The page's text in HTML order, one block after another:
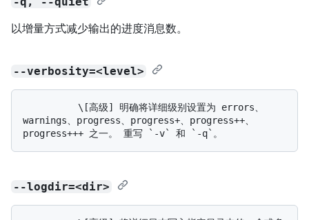
以增量方式减少输出的进度消息数。
--verbosity=<level>
warnings、progress、progress+、progress++、
--logdir=<dir>